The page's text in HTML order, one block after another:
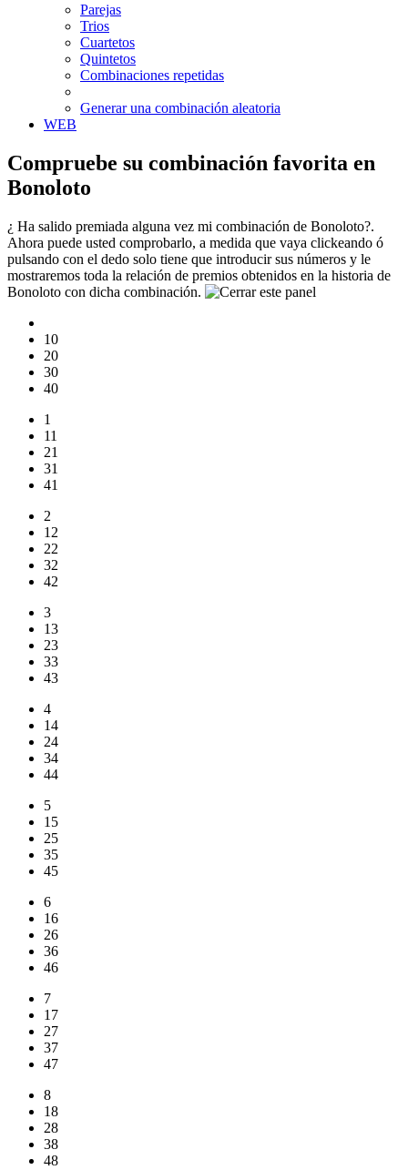
Parejas
Trios
Cuartetos
Quintetos
Combinaciones repetidas
Generar una combinación aleatoria
WEB
Compruebe su combinación favorita en
Bonoloto
¿ Ha salido premiada alguna vez mi combinación de Bonoloto?.
Ahora puede usted comprobarlo, a medida que vaya clickeando ó
pulsando con el dedo solo tiene que introducir sus números y le
mostraremos toda la relación de premios obtenidos en la historia de
Bonoloto con dicha combinación.
10
20
30
40
1
11
21
31
41
2
12
22
32
42
3
13
23
33
43
4
14
24
34
44
5
15
25
35
45
6
16
26
36
46
7
17
27
37
47
8
18
28
38
48